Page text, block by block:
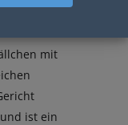
mit
ist ein